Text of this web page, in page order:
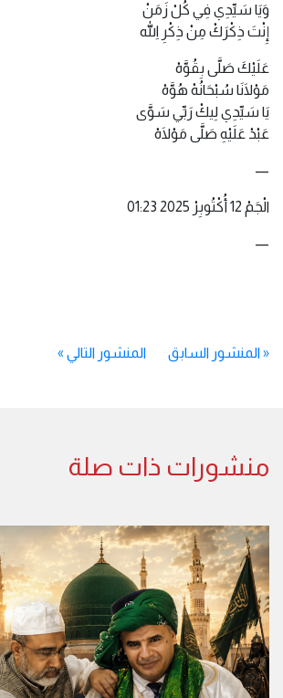
وَيَا سَيِّدِي فِي كُلْ زَمَنْ
إِنْتَ ذِكْرَكْ مِنْ ذِكْرِ اللهِ
عَلَيْكَ صَلَّى بِقُوَّهْ
مَوْلَانَا سُبْحَانُهْ هُوَّهْ
يَا سَيِّدِي لِيكْ رَبِّي سَوَّى
عَبْدْ عَلَيْهِ صَلَّى مَوْلَاهْ
—
الْجَمْ 12 أُكْتُوبِرْ 2025 01:23
—
«المنشور السابق المنشور التالي »
منشورات ذات صلة